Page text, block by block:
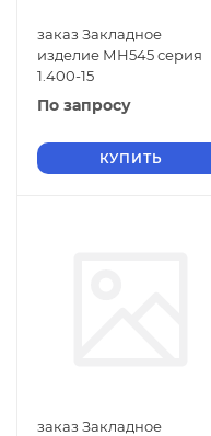
заказ Закладное
изделие МН545 серия
1.400-15
По запросу
КУПИТЬ
заказ Закладное